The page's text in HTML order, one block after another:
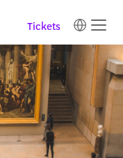
Tickets